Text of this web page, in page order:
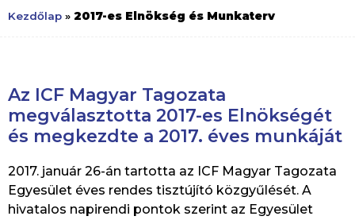
Kezdőlap » 2017-es Elnökség és Munkaterv
Az ICF Magyar Tagozata
megválasztotta 2017-es Elnökségét
és megkezdte a 2017. éves munkáját
2017. január 26-án tartotta az ICF Magyar Tagozata
Egyesület éves rendes tisztújító közgyűlését. A
hivatalos napirendi pontok szerint az Egyesület